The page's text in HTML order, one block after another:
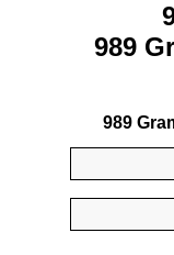
989
989